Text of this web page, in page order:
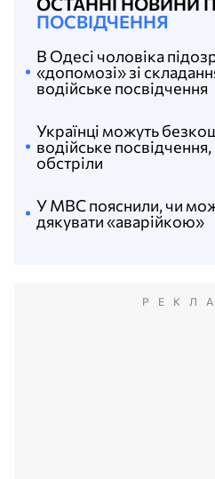
ПОСВІДЧЕННЯ
У МВС пояснили, чи
дякувати «аварійкою»
Українці можуть
водійське
обстріли
В Одесі чоловіка
«допомозі» зі
водійське посвідчення